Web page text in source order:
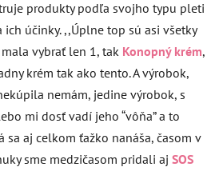
produkty podľa svojho typu pleti
ich účinky. ,,Úplne top sú asi všetky
vybrať len 1, tak Konopný krém,
krém tak ako tento. A výrobok,
nemám, jedine výrobok, s
mi dosť vadí jeho “vôňa” a to
sa aj celkom ťažko nanáša, časom v
sme medzičasom pridali aj SOS